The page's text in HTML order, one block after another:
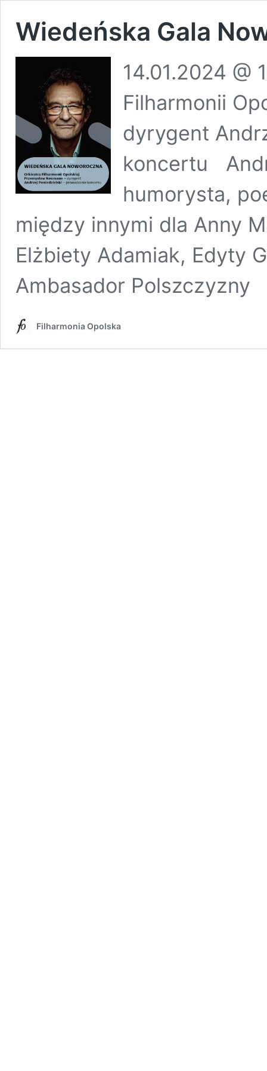
Wiedeńska Gala
14.01.2024 @
Filharmonii
dyrygent
koncertu
humorysta,
między innymi dla Anny
Elżbiety Adamiak, Edyty
Ambasador Polszczyzny
Filharmonia Opolska